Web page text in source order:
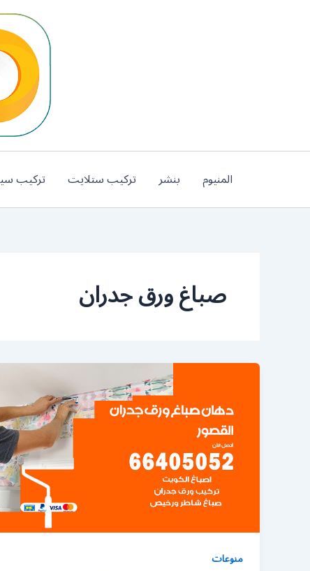
المنيوم بنشر تركيب ستلايت تركيب
صباغ ورق جدران
منوعات